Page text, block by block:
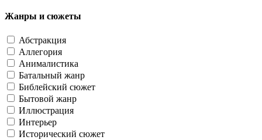
Жанры и сюжеты
Абстракция
Аллегория
Анималистика
Батальный жанр
Библейский сюжет
Бытовой жанр
Иллюстрация
Интерьер
Исторический сюжет